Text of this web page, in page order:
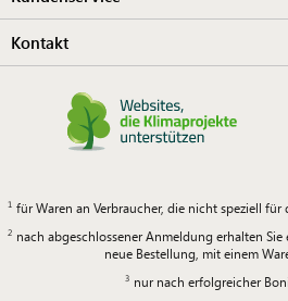
Kontakt
für Waren an Verbraucher, die nicht speziell
nach abgeschlossener Anmeldung erhalten
neue Bestellung, mit einem
nur nach erfolgreicher